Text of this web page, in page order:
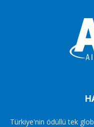
Türkiye'nin ödüllü tek